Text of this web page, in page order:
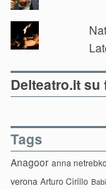
Delteatro.it
Tags
Anagoor anna netrebko
verona Arturo Cirillo